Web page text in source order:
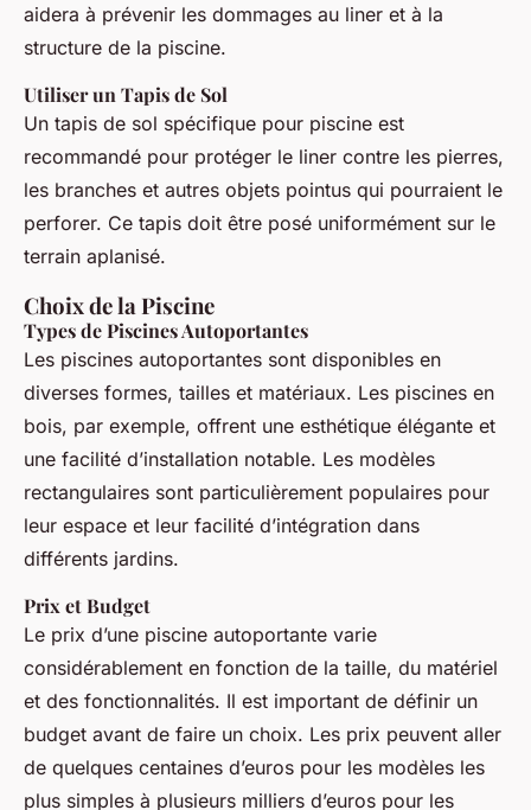
aidera à prévenir les dommages au liner et à la
structure de la piscine.
Utiliser un Tapis de Sol
Un tapis de sol spécifique pour piscine est
recommandé pour protéger le liner contre les pierres,
les branches et autres objets pointus qui pourraient le
perforer. Ce tapis doit être posé uniformément sur le
terrain aplanisé.
Choix de la Piscine
Types de Piscines Autoportantes
Les piscines autoportantes sont disponibles en
diverses formes, tailles et matériaux. Les piscines en
bois, par exemple, offrent une esthétique élégante et
une facilité d’installation notable. Les modèles
rectangulaires sont particulièrement populaires pour
leur espace et leur facilité d’intégration dans
différents jardins.
Prix et Budget
Le prix d’une piscine autoportante varie
considérablement en fonction de la taille, du matériel
et des fonctionnalités. Il est important de définir un
budget avant de faire un choix. Les prix peuvent aller
de quelques centaines d’euros pour les modèles les
plus simples à plusieurs milliers d’euros pour les